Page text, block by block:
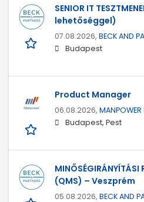
SENIOR IT
lehetőséggel)
07.08.2026, BECK AND
Budapest
Product Manager
06.08.2026,
Budapest, Pest
MINŐSÉGIRÁNYÍTÁSI
(QMS) – Veszprém
05.08.2026, BECK AND